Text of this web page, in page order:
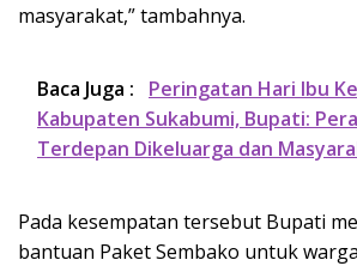
masyarakat,” tambahnya.
Baca Juga :
Peringatan Hari Ibu
Kabupaten Sukabumi, Bupati:
Terdepan Dikeluarga dan
Pada kesempatan tersebut Bupati
bantuan Paket Sembako untuk